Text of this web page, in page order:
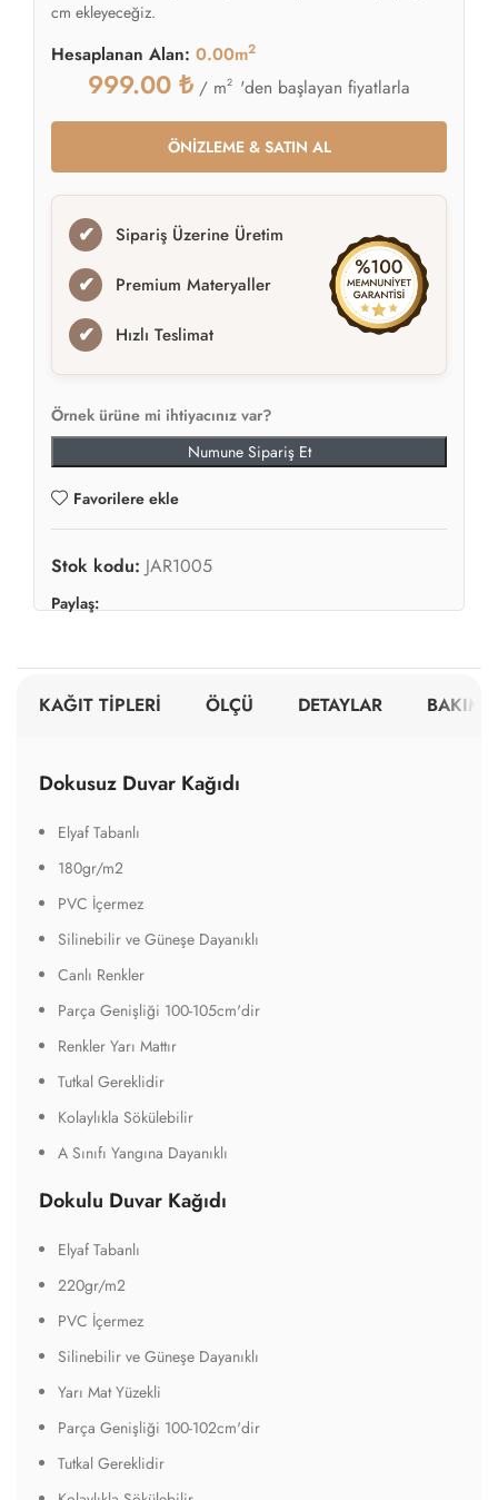
cm ekleyeceğiz.
Hesaplanan Alan: 0.00m2
999.00 ₺ / m2 'den başlayan fiyatlarla
ÖNİZLEME & SATIN AL
✔ Sipariş Üzerine Üretim
✔ Premium Materyaller
✔ Hızlı Teslimat
Örnek ürüne mi ihtiyacınız var?
Numune Sipariş Et
Favorilere ekle
Stok kodu: JAR1005
Paylaş:
KAĞIT TİPLERİ ÖLÇÜ DETAYLAR BAKIM
Dokusuz Duvar Kağıdı
Elyaf Tabanlı
180gr/m2
PVC İçermez
Silinebilir ve Güneşe Dayanıklı
Canlı Renkler
Parça Genişliği 100-105cm'dir
Renkler Yarı Mattır
Tutkal Gereklidir
Kolaylıkla Sökülebilir
A Sınıfı Yangına Dayanıklı
Dokulu Duvar Kağıdı
Elyaf Tabanlı
220gr/m2
PVC İçermez
Silinebilir ve Güneşe Dayanıklı
Yarı Mat Yüzekli
Parça Genişliği 100-102cm'dir
Tutkal Gereklidir